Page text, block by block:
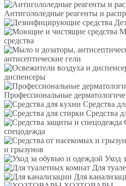
Антигололедные реагенты и
средства
антисептические гели
диспенсеры
Профессиональные
Средства
Средства
спецодежда
и грызунов
Уход
Для
Для